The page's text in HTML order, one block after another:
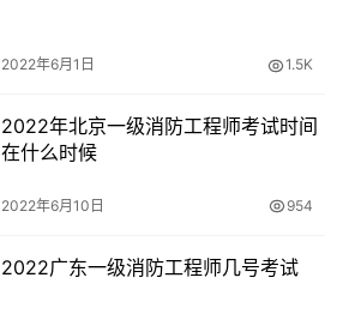
2022年6月1日 1.5K
2022年北京一级消防工程师考试时间
在什么时候
2022年6月10日 954
2022广东一级消防工程师几号考试